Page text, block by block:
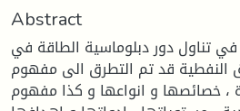
Abstract
تناول دور دبلوماسية الطاقة في
النفطية قد تم التطرق الى مفهوم
، خصائصها و انواعها و كذا مفهوم